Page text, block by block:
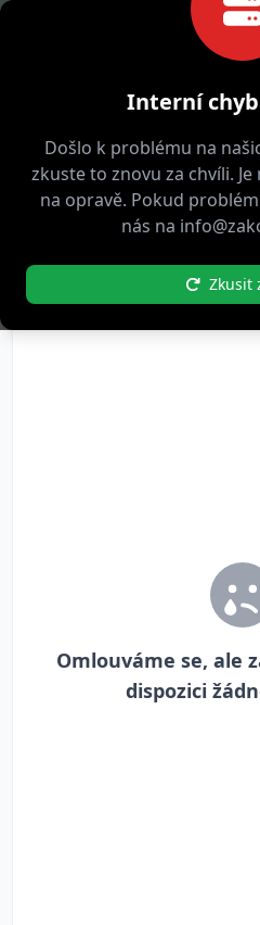
Interní
Došlo k problému na
zkuste to znovu za chvíli.
na opravě. Pokud
nás na
Zkusit
Pomáháme
s
Filtrujte podle: Témata
Lektorů
Stavu
Omlouváme se, ale
dispozici